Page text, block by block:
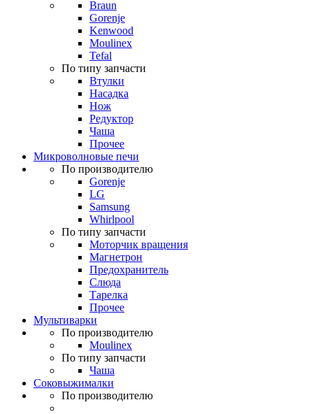
Braun
Gorenje
Kenwood
Moulinex
Tefal
По типу запчасти
Втулки
Насадка
Нож
Редуктор
Чаша
Прочее
Микроволновые печи
По производителю
Gorenje
LG
Samsung
Whirlpool
По типу запчасти
Моторчик вращения
Магнетрон
Предохранитель
Слюда
Тарелка
Прочее
Мультиварки
По производителю
Moulinex
По типу запчасти
Чаша
Соковыжималки
По производителю